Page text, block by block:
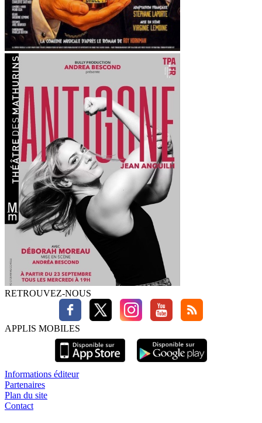
RETROUVEZ-NOUS
APPLIS MOBILES
Informations éditeur
Partenaires
Plan du site
Contact